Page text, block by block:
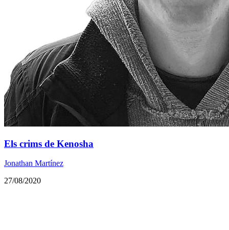
Els crims de Kenosha
Jonathan Martínez
27/08/2020